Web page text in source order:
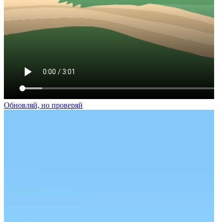
Обновляй, но проверяй